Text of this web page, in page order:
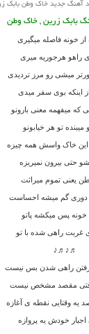
آهنگ جدید خاک وطن بابک
بابک زرین , خاک وطن
از خونه فاصله میگیری
ی راهو هرجوریه میری
میشی رو مرز تردیدی
اینکه بوی سفر میدی
که میفهمه معنی بارونو
تو هر خیابونو
خاک واسش همه چیزه
حتی بیرون نمیریزه
یعنی تموم میراثت
دوری گم میشه احساست
خونه پس میکشه پاتو
غربت راهی شده با تو
♬♪♬♪
راهی شدن بس نیست
مقصد مشخص نیست
وقتایی نقطه ی آغازه
اجبار خودش یه پروازه